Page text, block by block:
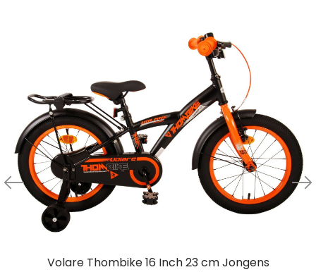
Volare Thombike 16 Inch 23 cm Jongens